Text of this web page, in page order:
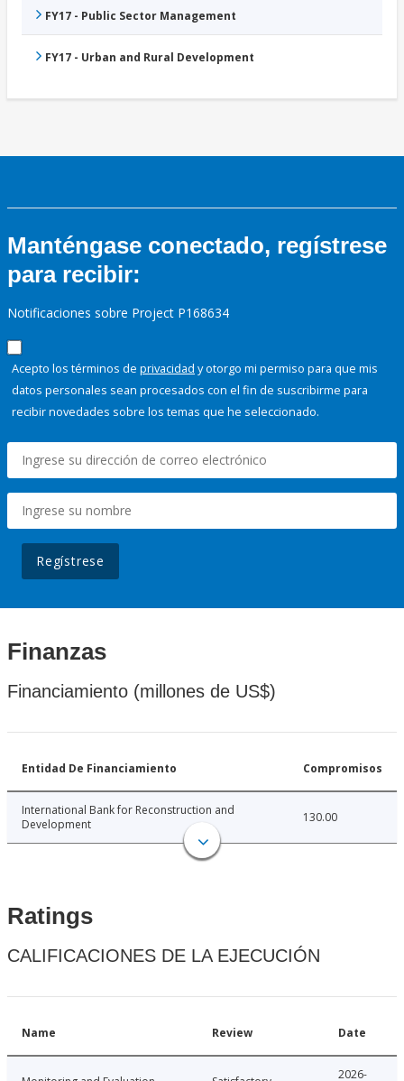
FY17 - Public Sector Management
FY17 - Urban and Rural Development
Manténgase conectado, regístrese
para recibir:
Notificaciones sobre Project P168634
Acepto los términos de privacidad y otorgo mi permiso para que mis
datos personales sean procesados con el fin de suscribirme para
recibir novedades sobre los temas que he seleccionado.
Regístrese
Finanzas
Financiamiento (millones de US$)
Entidad De Financiamiento Compromisos
International Bank for Reconstruction and
Development
130.00
Ratings
CALIFICACIONES DE LA EJECUCIÓN
Name Review Date
2026-